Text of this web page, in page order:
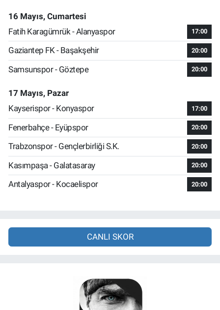
16 Mayıs, Cumartesi
Fatih Karagümrük - Alanyaspor
17:00
Gaziantep FK - Başakşehir 20:00
Samsunspor - Göztepe 20:00
17 Mayıs, Pazar
Kayserispor - Konyaspor
17:00
Fenerbahçe - Eyüpspor 20:00
Trabzonspor - Gençlerbirliği S.K. 20:00
Kasımpaşa - Galatasaray 20:00
Antalyaspor - Kocaelispor 20:00
CANLI SKOR